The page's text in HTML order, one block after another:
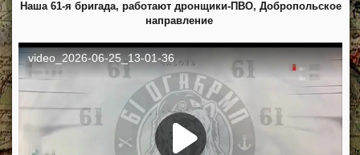
Наша 61-я бригада, работают дронщики-ПВО, Добропольское
направление